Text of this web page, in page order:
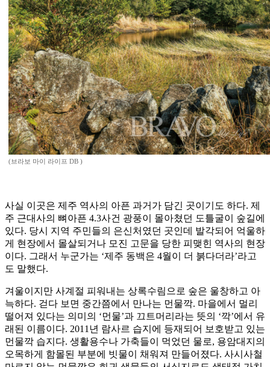
(브라보 마이 라이프 DB )
사실 이곳은 제주 역사의 아픈 과거가 담긴 곳이기도 하다. 제
주 근대사의 뼈아픈 4.3사건 광풍이 몰아쳤던 도틀굴이 숲길에
있다. 당시 지역 주민들의 은신처였던 곳인데 발각되어 억울하
게 현장에서 몰살되거나 모진 고문을 당한 피맺힌 역사의 현장
이다. 그래서 누군가는 ‘제주 동백은 4월이 더 붉다더라’라고
도 말했다.
겨울이지만 사계절 피워내는 상록수림으로 숲은 울창하고 아
늑하다. 걷다 보면 중간쯤에서 만나는 먼물깍. 마을에서 멀리
떨어져 있다는 의미의 ‘먼물’과 끄트머리라는 뜻의 ‘깍’에서 유
래된 이름이다. 2011년 람사르 습지에 등재되어 보호받고 있는
먼물깍 습지다. 생활용수나 가축들이 먹었던 물로, 용암대지의
오목하게 함몰된 부분에 빗물이 채워져 만들어졌다. 사시사철